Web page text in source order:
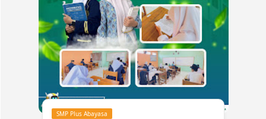
SMP Plus Abayasa